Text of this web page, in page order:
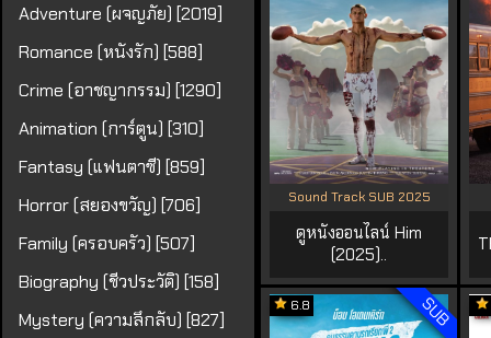
Adventure (ผจญภัย) [2019]
Romance (หนังรัก) [588]
Crime (อาชญากรรม) [1290]
Animation (การ์ตูน) [310]
Fantasy (แฟนตาซี) [859]
Horror (สยองขวัญ) [706]
Family (ครอบครัว) [507]
Biography (ชีวประวัติ) [158]
Mystery (ความลึกลับ) [827]
Sound Track SUB 2025
ดูหนังออนไลน์ Him
(2025)..
SUB
6.8